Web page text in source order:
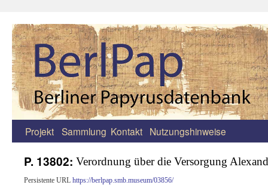
Zum
springen
Projekt Sammlung Kontakt Nutzungshinweise
P. 13802: Verordnung über die Versorgung
Persistente URL https://berlpap.smb.museum/03856/